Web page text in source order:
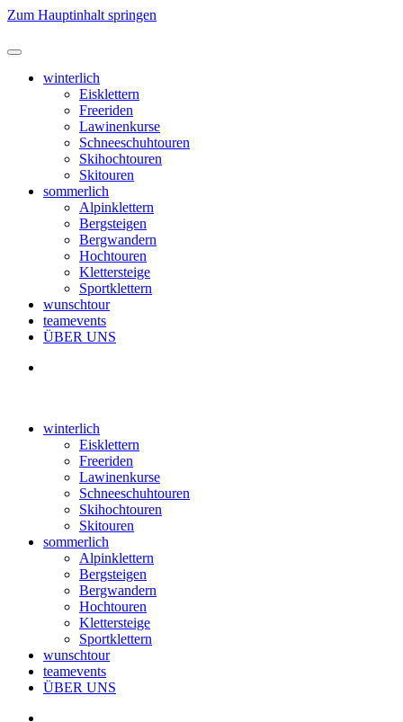
Zum Hauptinhalt springen
winterlich
Eisklettern
Freeriden
Lawinenkurse
Schneeschuhtouren
Skihochtouren
Skitouren
sommerlich
Alpinklettern
Bergsteigen
Bergwandern
Hochtouren
Klettersteige
Sportklettern
wunschtour
teamevents
ÜBER UNS
winterlich
Eisklettern
Freeriden
Lawinenkurse
Schneeschuhtouren
Skihochtouren
Skitouren
sommerlich
Alpinklettern
Bergsteigen
Bergwandern
Hochtouren
Klettersteige
Sportklettern
wunschtour
teamevents
ÜBER UNS